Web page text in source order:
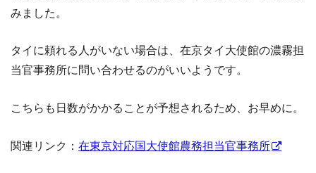
みました。
タイに頼れる人がいない場合は、在京タイ大使館の濃霧担
当官事務所に問い合わせるのがいいようです。
こちらも日数がかかることが予想されるため、お早めに。
関連リンク： 在東京対応国大使館農務担当官事務所